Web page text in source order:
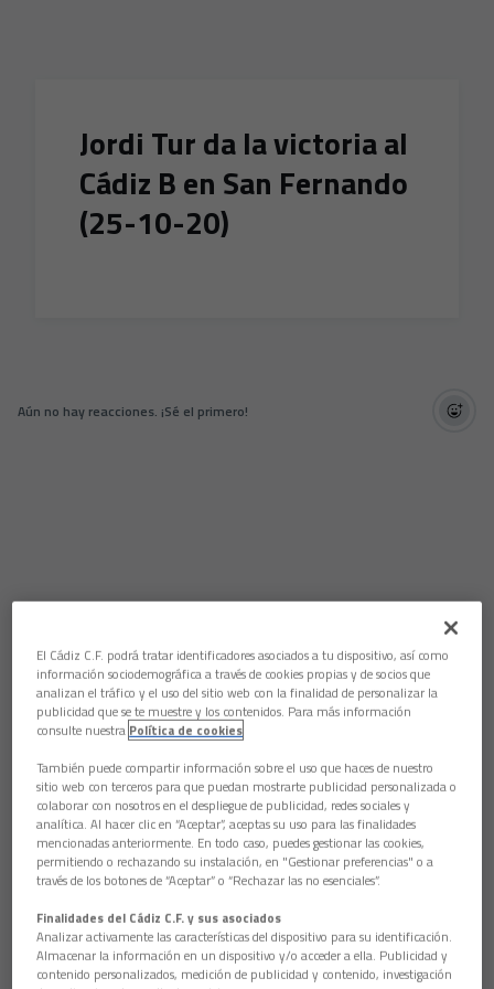
Jordi Tur da la victoria al
Cádiz B en San Fernando
(25-10-20)
Aún no hay reacciones. ¡Sé el primero!
El Cádiz C.F. podrá tratar identificadores asociados a tu dispositivo, así como
información sociodemográfica a través de cookies propias y de socios que
analizan el tráfico y el uso del sitio web con la finalidad de personalizar la
publicidad que se te muestre y los contenidos. Para más información
consulte nuestra Política de cookies
También puede compartir información sobre el uso que haces de nuestro
sitio web con terceros para que puedan mostrarte publicidad personalizada o
colaborar con nosotros en el despliegue de publicidad, redes sociales y
analítica. Al hacer clic en “Aceptar”, aceptas su uso para las finalidades
mencionadas anteriormente. En todo caso, puedes gestionar las cookies,
permitiendo o rechazando su instalación, en "Gestionar preferencias" o a
través de los botones de “Aceptar” o “Rechazar las no esenciales”.
Finalidades del Cádiz C.F. y sus asociados
Analizar activamente las características del dispositivo para su identificación.
Almacenar la información en un dispositivo y/o acceder a ella. Publicidad y
contenido personalizados, medición de publicidad y contenido, investigación